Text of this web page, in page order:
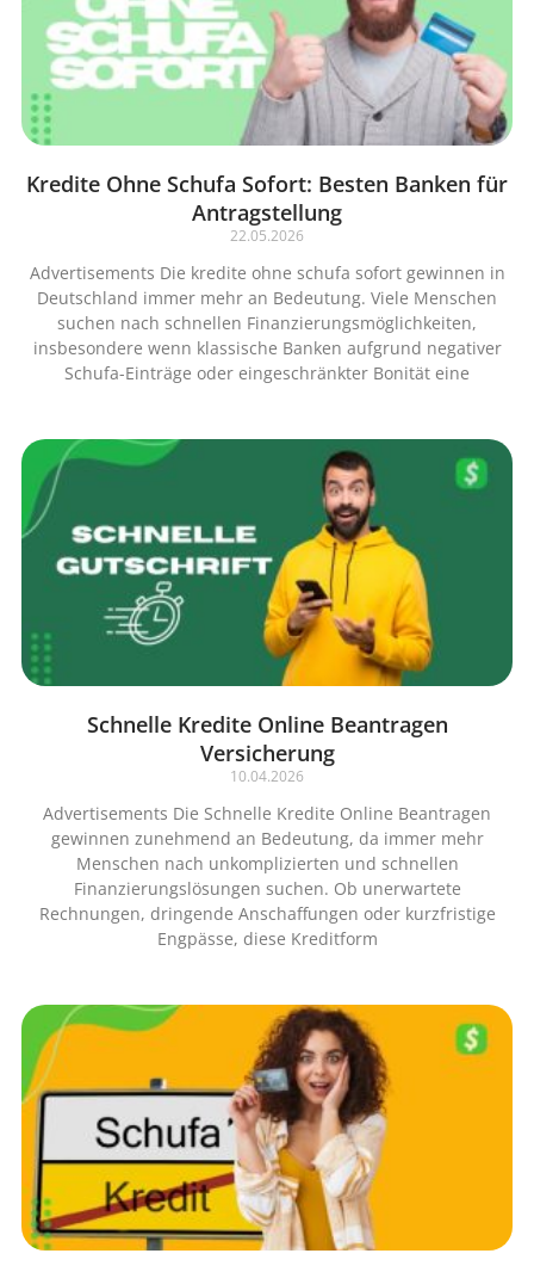
Kredite Ohne Schufa Sofort: Besten Banken für
Antragstellung
22.05.2026
Advertisements Die kredite ohne schufa sofort gewinnen in
Deutschland immer mehr an Bedeutung. Viele Menschen
suchen nach schnellen Finanzierungsmöglichkeiten,
insbesondere wenn klassische Banken aufgrund negativer
Schufa-Einträge oder eingeschränkter Bonität eine
Schnelle Kredite Online Beantragen
Versicherung
10.04.2026
Advertisements Die Schnelle Kredite Online Beantragen
gewinnen zunehmend an Bedeutung, da immer mehr
Menschen nach unkomplizierten und schnellen
Finanzierungslösungen suchen. Ob unerwartete
Rechnungen, dringende Anschaffungen oder kurzfristige
Engpässe, diese Kreditform